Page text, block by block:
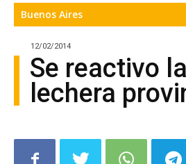
Buenos Aires
12/02/2014
Se reactivo
lechera